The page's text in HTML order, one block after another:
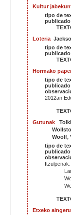
Kultur
tipo de
publicado
Loteria
tipo de
publicado
Hormako
tipo de
publicado
2012an
Gutunak
Woolf,
tipo de
publicado
Etxeko